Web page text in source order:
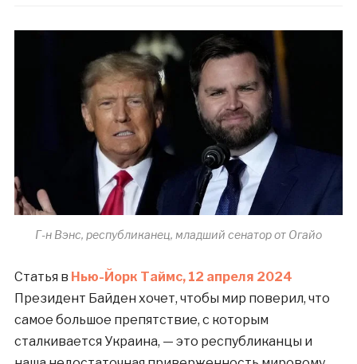
Г-н Вэнс, республиканец, младший сенатор от Огайо
Статья в Нью-Йорк Таймс, 12 апреля 2024
Президент Байден хочет, чтобы мир поверил, что
самое большое препятствие, с которым
сталкивается Украина, — это республиканцы и